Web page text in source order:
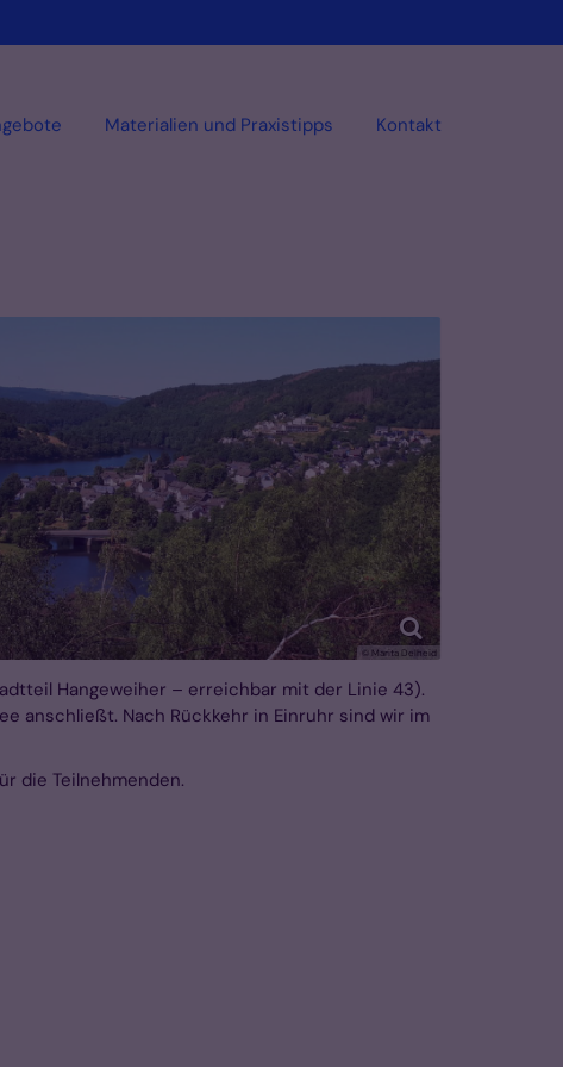
Materialien und Praxistipps Kontakt
© Marita Delheid
Hangeweiher – erreichbar mit der Linie 43).
anschließt. Nach Rückkehr in Einruhr sind wir im
die Teilnehmenden.